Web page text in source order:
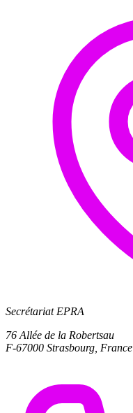
Secrétariat EPRA
76 Allée de la Robertsau
F-67000 Strasbourg, France